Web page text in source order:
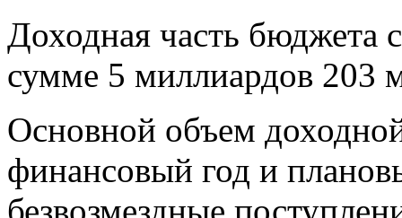
Доходная часть бюджета
сумме 5 миллиардов 203
Основной объем
финансовый год и
безвозмездные